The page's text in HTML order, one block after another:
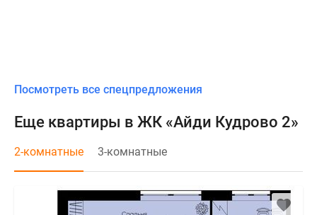
Посмотреть все спецпредложения
Еще квартиры в ЖК «Айди Кудрово 2»
2-комнатные 3-комнатные